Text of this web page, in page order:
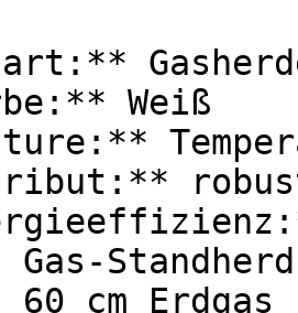
Gas-
60 cm Erdgas